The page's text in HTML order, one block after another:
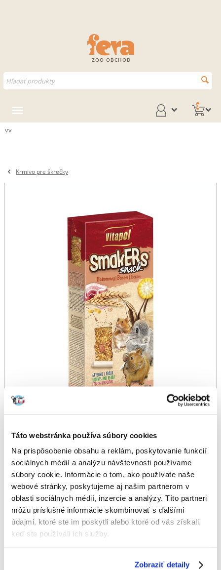
Táto webstránka používa súbory cookies
Na prispôsobenie obsahu a reklám, poskytovanie funkcií
sociálnych médií a analýzu návštevnosti používame
súbory cookie. Informácie o tom, ako používate naše
webové stránky, poskytujeme aj našim partnerom v
oblasti sociálnych médií, inzercie a analýzy. Títo partneri
môžu príslušné informácie skombinovať s ďalšími
údajmi, ktoré ste im poskytli alebo ktoré od vás získali,
keď ste používali ich služby.
Zobraziť detaily
ZOO OBCHOD
0
vv
Krmivo pre škrečky
VITAPOL Smakers pre hlodavce-slanina 2 ks
Výrobca: VITAPOL KÓD: 7869
Napísať recenziu
€2.03 (22.56 € / kg)
ODOSIELAME DO 48HODÍN